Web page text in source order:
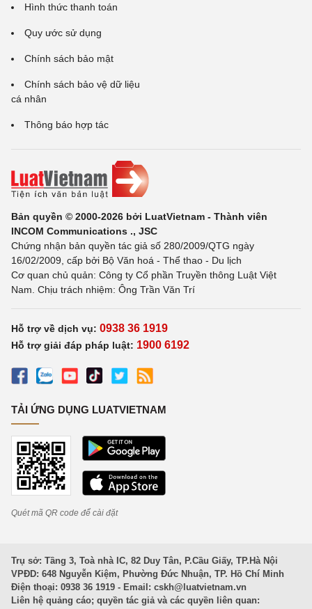
Hình thức thanh toán
Quy ước sử dụng
Chính sách bảo mật
Chính sách bảo vệ dữ liệu
cá nhân
Thông báo hợp tác
Bản quyền © 2000-2026 bởi LuatVietnam - Thành viên
INCOM Communications ., JSC
Chứng nhận bản quyền tác giả số 280/2009/QTG ngày
16/02/2009, cấp bởi Bộ Văn hoá - Thể thao - Du lịch
Cơ quan chủ quản: Công ty Cổ phần Truyền thông Luật Việt
Nam. Chịu trách nhiệm: Ông Trần Văn Trí
Hỗ trợ về dịch vụ: 0938 36 1919
Hỗ trợ giải đáp pháp luật: 1900 6192
TẢI ỨNG DỤNG LUATVIETNAM
Quét mã QR code để cài đặt
Trụ sở: Tầng 3, Toà nhà IC, 82 Duy Tân, P.Cầu Giấy, TP.Hà Nội
VPĐD: 648 Nguyễn Kiệm, Phường Đức Nhuận, TP. Hồ Chí Minh
Điện thoại: 0938 36 1919 - Email: cskh@luatvietnam.vn
Liên hệ quảng cáo; quyền tác giả và các quyền liên quan: